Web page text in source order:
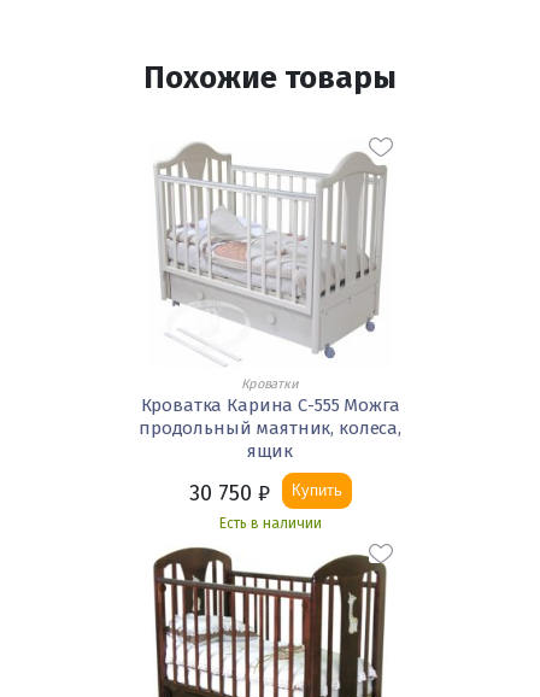
Похожие товары
Кроватки
Кроватка Карина С-555 Можга
продольный маятник, колеса,
ящик
30 750 ₽ Купить
Есть в наличии